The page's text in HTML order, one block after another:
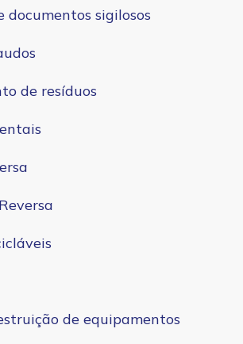
documentos sigilosos
de resíduos
de equipamentos